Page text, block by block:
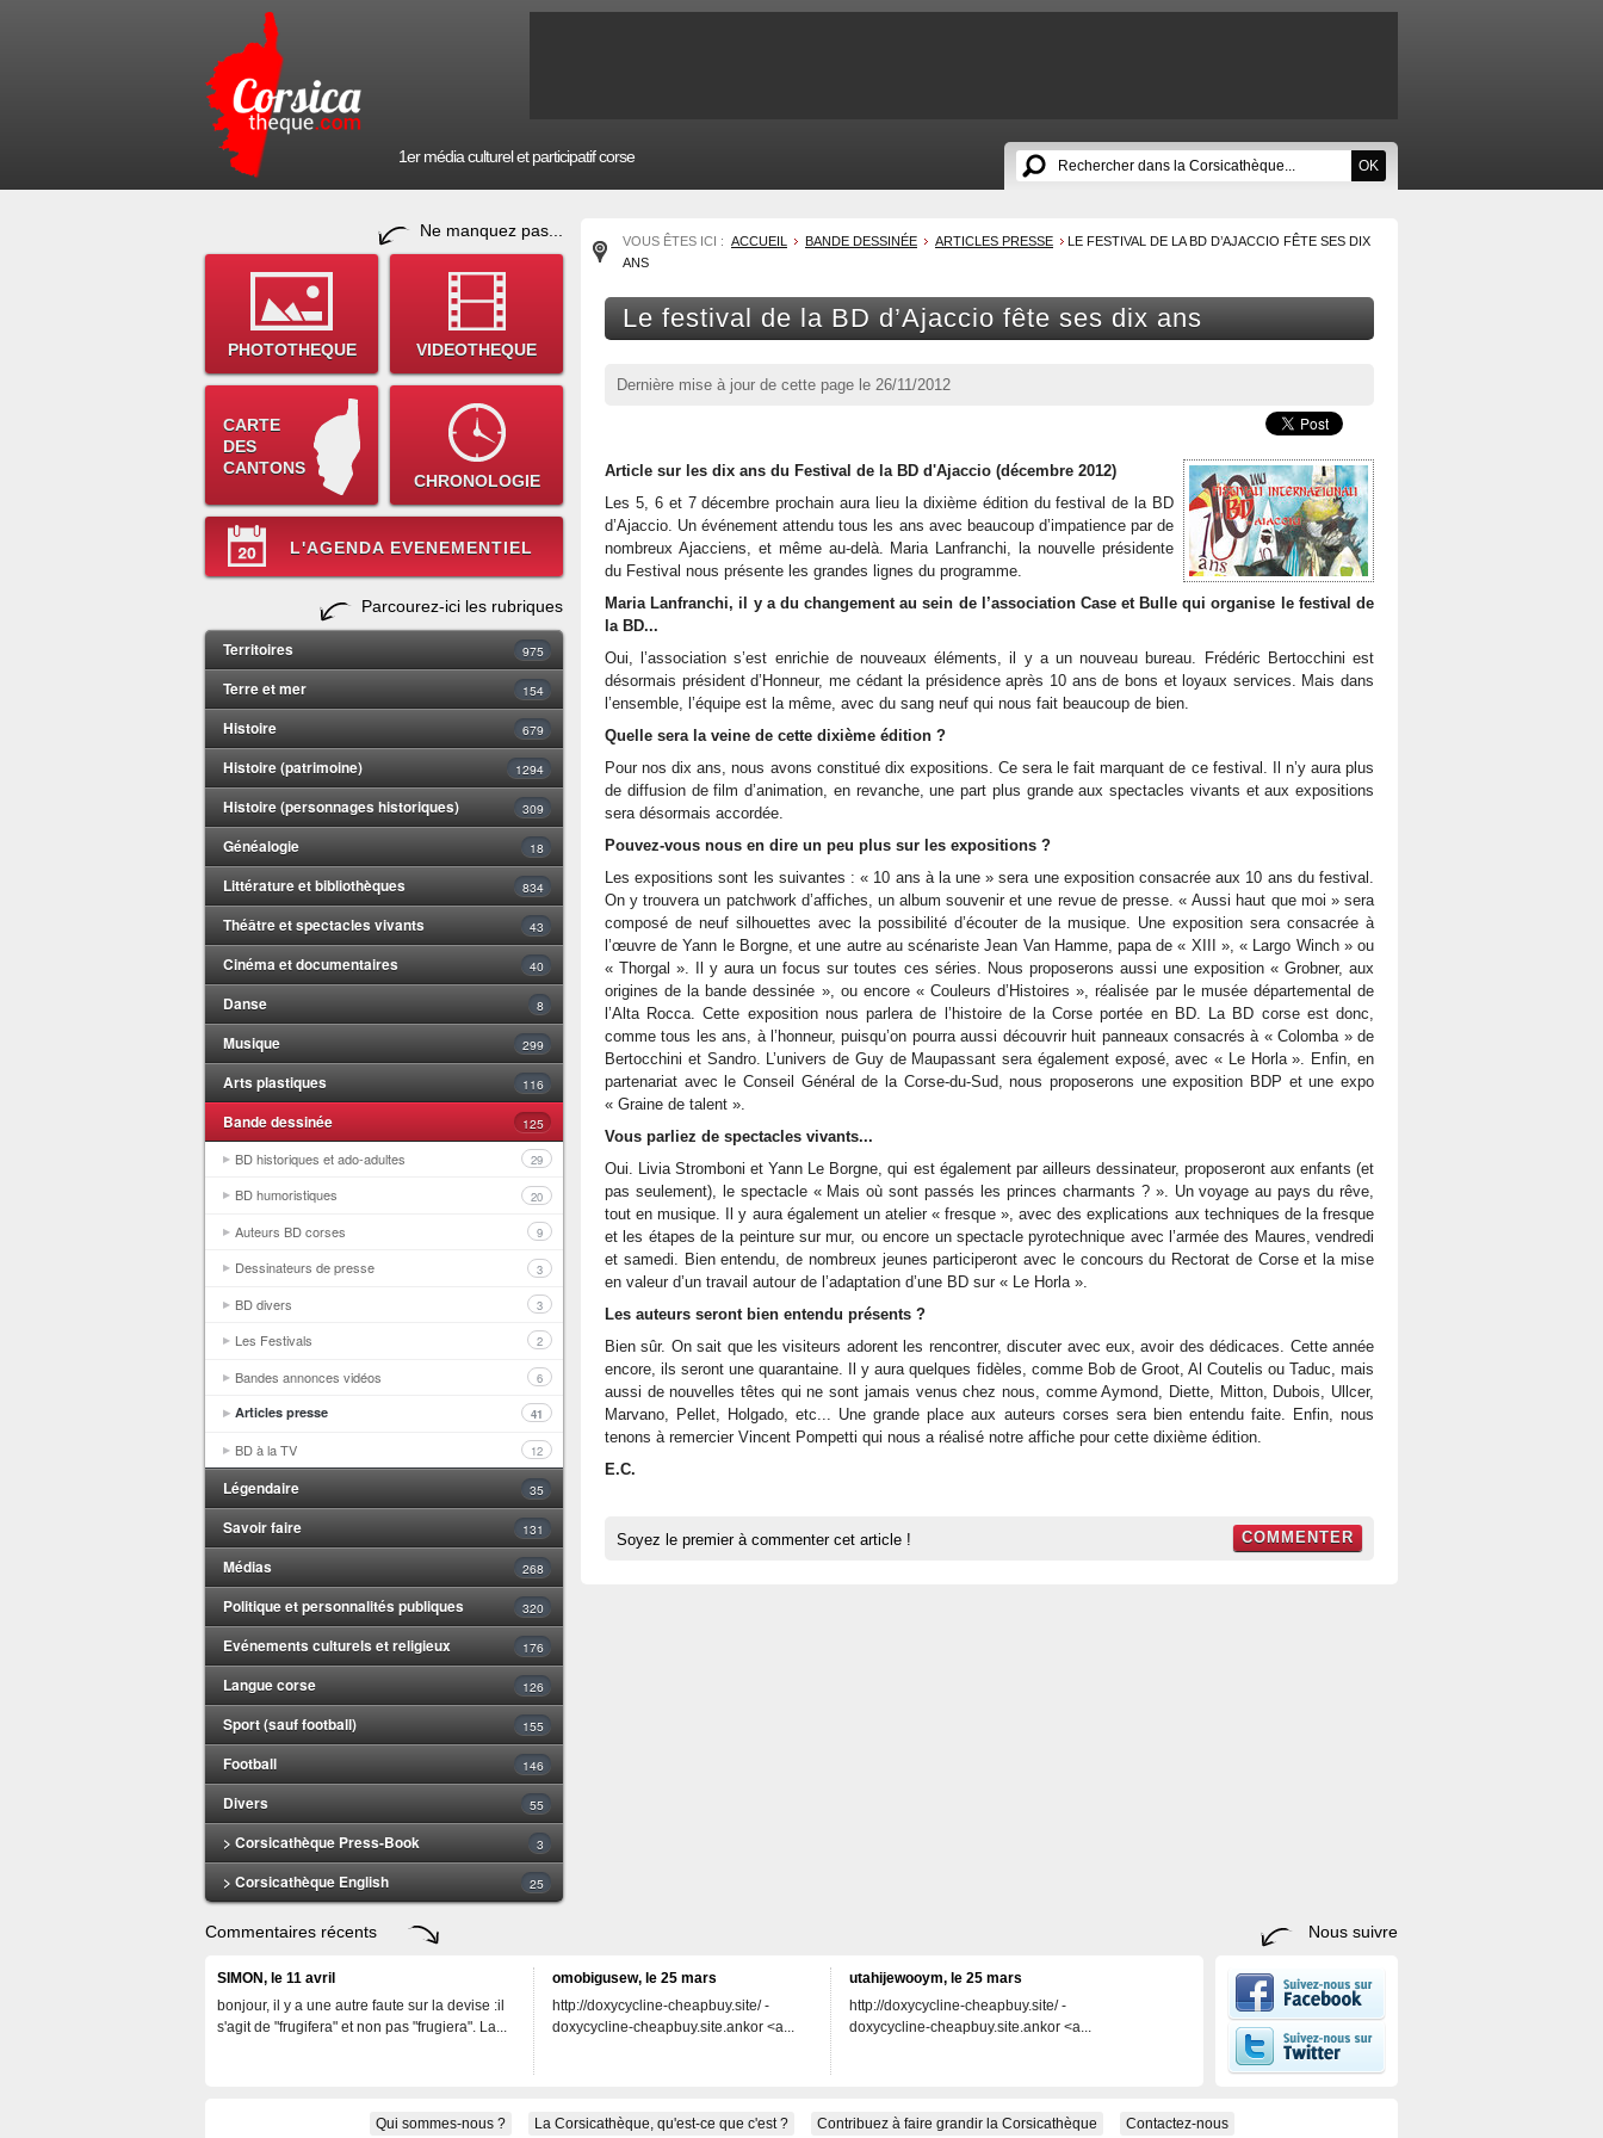
1er média culturel et participatif corse
Ne manquez pas...
PHOTOTHEQUE VIDEOTHEQUE
CARTE
DES
CANTONS
CHRONOLOGIE
L'AGENDA EVENEMENTIEL
Parcourez-ici les rubriques
Territoires 975
Terre et mer 154
Histoire 679
Histoire (patrimoine) 1294
Histoire (personnages historiques) 309
Généalogie 18
Littérature et bibliothèques 834
Théâtre et spectacles vivants 43
Cinéma et documentaires 40
Danse 8
Musique 299
Arts plastiques 116
Bande dessinée 125
BD historiques et ado-adultes 29
BD humoristiques 20
Auteurs BD corses 9
Dessinateurs de presse 3
BD divers 3
Les Festivals 2
Bandes annonces vidéos 6
Articles presse 41
BD à la TV 12
Légendaire 35
Savoir faire 131
Médias 268
Politique et personnalités publiques 320
Evénements culturels et religieux 176
Langue corse 126
Sport (sauf football) 155
Football 146
Divers 55
> Corsicathèque Press-Book 3
> Corsicathèque English 25
VOUS ÊTES ICI : ACCUEIL BANDE DESSINÉE ARTICLES PRESSE
LE FESTIVAL DE LA BD D’AJACCIO FÊTE SES DIX
ANS
Le festival de la BD d’Ajaccio fête ses dix ans
Dernière mise à jour de cette page le 26/11/2012
Article sur les dix ans du Festival de la BD d'Ajaccio (décembre 2012)
Les 5, 6 et 7 décembre prochain aura lieu la dixième édition du festival de la BD
d’Ajaccio. Un événement attendu tous les ans avec beaucoup d’impatience par de
nombreux Ajacciens, et même au-delà. Maria Lanfranchi, la nouvelle présidente
du Festival nous présente les grandes lignes du programme.
Maria Lanfranchi, il y a du changement au sein de l’association Case et Bulle qui organise le festival de
la BD...
Oui, l’association s’est enrichie de nouveaux éléments, il y a un nouveau bureau. Frédéric Bertocchini est
désormais président d’Honneur, me cédant la présidence après 10 ans de bons et loyaux services. Mais dans
l’ensemble, l’équipe est la même, avec du sang neuf qui nous fait beaucoup de bien.
Quelle sera la veine de cette dixième édition ?
Pour nos dix ans, nous avons constitué dix expositions. Ce sera le fait marquant de ce festival. Il n’y aura plus
de diffusion de film d’animation, en revanche, une part plus grande aux spectacles vivants et aux expositions
sera désormais accordée.
Pouvez-vous nous en dire un peu plus sur les expositions ?
Les expositions sont les suivantes : « 10 ans à la une » sera une exposition consacrée aux 10 ans du festival.
On y trouvera un patchwork d’affiches, un album souvenir et une revue de presse. « Aussi haut que moi » sera
composé de neuf silhouettes avec la possibilité d’écouter de la musique. Une exposition sera consacrée à
l’œuvre de Yann le Borgne, et une autre au scénariste Jean Van Hamme, papa de « XIII », « Largo Winch » ou
« Thorgal ». Il y aura un focus sur toutes ces séries. Nous proposerons aussi une exposition « Grobner, aux
origines de la bande dessinée », ou encore « Couleurs d’Histoires », réalisée par le musée départemental de
l’Alta Rocca. Cette exposition nous parlera de l’histoire de la Corse portée en BD. La BD corse est donc,
comme tous les ans, à l’honneur, puisqu’on pourra aussi découvrir huit panneaux consacrés à « Colomba » de
Bertocchini et Sandro. L’univers de Guy de Maupassant sera également exposé, avec « Le Horla ». Enfin, en
partenariat avec le Conseil Général de la Corse-du-Sud, nous proposerons une exposition BDP et une expo
« Graine de talent ».
Vous parliez de spectacles vivants...
Oui. Livia Stromboni et Yann Le Borgne, qui est également par ailleurs dessinateur, proposeront aux enfants (et
pas seulement), le spectacle « Mais où sont passés les princes charmants ? ». Un voyage au pays du rêve,
tout en musique. Il y aura également un atelier « fresque », avec des explications aux techniques de la fresque
et les étapes de la peinture sur mur, ou encore un spectacle pyrotechnique avec l’armée des Maures, vendredi
et samedi. Bien entendu, de nombreux jeunes participeront avec le concours du Rectorat de Corse et la mise
en valeur d’un travail autour de l’adaptation d’une BD sur « Le Horla ».
Les auteurs seront bien entendu présents ?
Bien sûr. On sait que les visiteurs adorent les rencontrer, discuter avec eux, avoir des dédicaces. Cette année
encore, ils seront une quarantaine. Il y aura quelques fidèles, comme Bob de Groot, Al Coutelis ou Taduc, mais
aussi de nouvelles têtes qui ne sont jamais venus chez nous, comme Aymond, Diette, Mitton, Dubois, Ullcer,
Marvano, Pellet, Holgado, etc... Une grande place aux auteurs corses sera bien entendu faite. Enfin, nous
tenons à remercier Vincent Pompetti qui nous a réalisé notre affiche pour cette dixième édition.
E.C.
Soyez le premier à commenter cet article ! COMMENTER
Commentaires récents
SIMON, le 11 avril
bonjour, il y a une autre faute sur la devise :il
s'agit de "frugifera" et non pas "frugiera". La...
omobigusew, le 25 mars
http://doxycycline-cheapbuy.site/ -
doxycycline-cheapbuy.site.ankor <a...
utahijewooym, le 25 mars
http://doxycycline-cheapbuy.site/ -
doxycycline-cheapbuy.site.ankor <a...
Nous suivre
Qui sommes-nous ? La Corsicathèque, qu'est-ce que c'est ? Contribuez à faire grandir la Corsicathèque Contactez-nous